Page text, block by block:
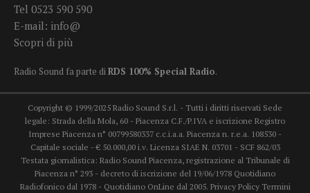
Tel 0523 590 590
E-mail: info@
Scopri di più
Radio Sound fa parte di RDS 100% Special Radio.
Copyright © 1999/2025 Radio Sound S.r.l. - Tutti i diritti riservati Sede
legale: Strada della Mola, 60 - Piacenza C.F./P.IVA e iscrizione Registro
Imprese Piacenza n° 00799580337 c.c.i.a.a. Piacenza n. r.e.a. 108530 -
Capitale sociale - € 50.000,00 i.v. Licenza SIAE N. 03701 - SCF 862/03
Testata giornalistica: Radio Sound Piacenza, registrazione al Tribunale di
Piacenza n° 293 - decreto di iscrizione del 19/06/1978 Quotidiano
Radiofonico dal 1978 - Quotidiano OnLine dal 2005. Privacy Policy Termini